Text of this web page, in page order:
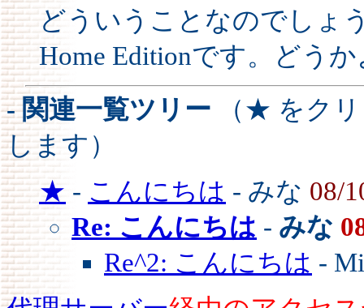
どういうことなのでしょ
Home Editionです。どう
- 関連一覧ツリー （★ をク
します）
★ - こんにちは - みな 08/
Re: こんにちは - みな
Re^2: こんにちは -